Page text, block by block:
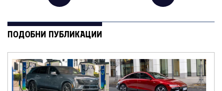
ПОДОБНИ ПУБЛИКАЦИИ